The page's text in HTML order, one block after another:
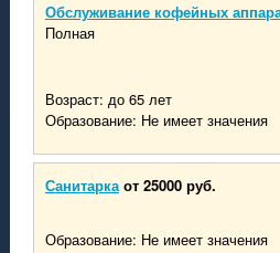
Обслуживание кофейных
Полная
Возраст: до 65 лет
Образование: Не имеет значения
Санитарка от 25000 руб.
Образование: Не имеет значения